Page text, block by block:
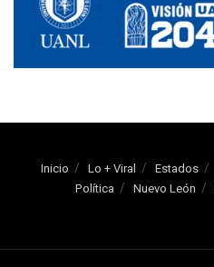
Inicio Lo + Viral Estados
Política
Nuevo León